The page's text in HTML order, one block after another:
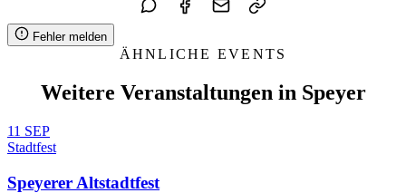
Fehler melden
ÄHNLICHE EVENTS
Weitere Veranstaltungen in Speyer
11 SEP
Stadtfest
Speyerer Altstadtfest